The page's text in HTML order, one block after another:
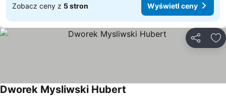
Zobacz ceny z 5 stron Wyświetl ceny
Dworek Mysliwski Hubert